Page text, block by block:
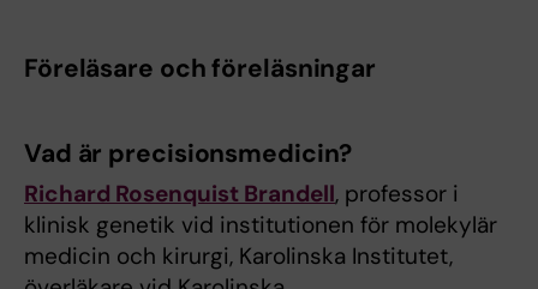
Föreläsare och föreläsningar
Vad är precisionsmedicin?
Richard Rosenquist Brandell, professor i
klinisk genetik vid institutionen för molekylär
medicin och kirurgi, Karolinska Institutet,